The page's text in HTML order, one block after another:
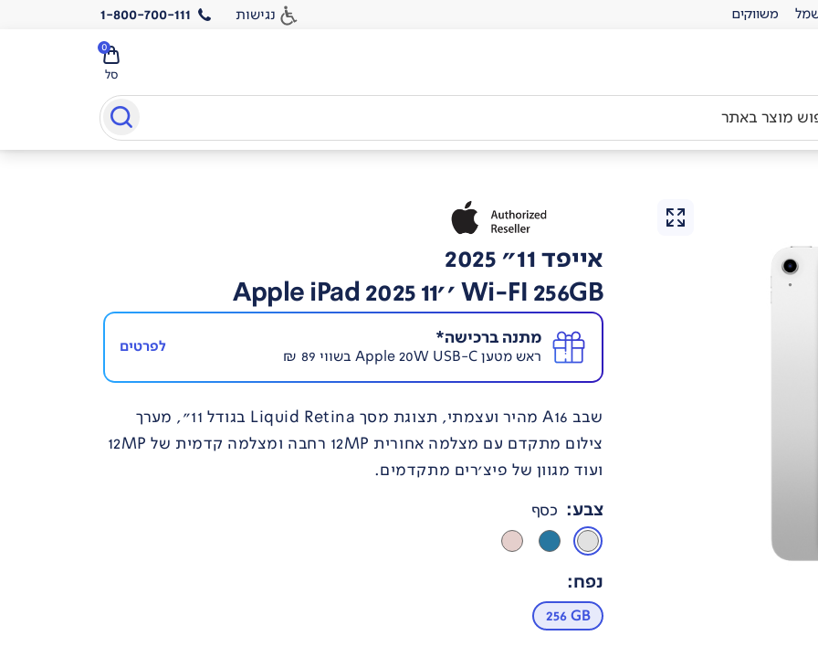
נגישות 1-800-700-111
סל
0
אייפד 11" 2025
Apple iPad 2025 11'' Wi-FI 256GB
מתנה ברכישה*
ראש מטען Apple 20W USB-C בשווי 89 ₪ לפרטים
שבב A16 מהיר ועצמתי, תצוגת מסך Liquid Retina בגודל 11", מערך
צילום מתקדם עם מצלמה אחורית 12MP רחבה ומצלמה קדמית של 12MP
ועוד מגוון של פיצ'רים מתקדמים.
צבע: כסף
נפח:
256 GB
משווקים